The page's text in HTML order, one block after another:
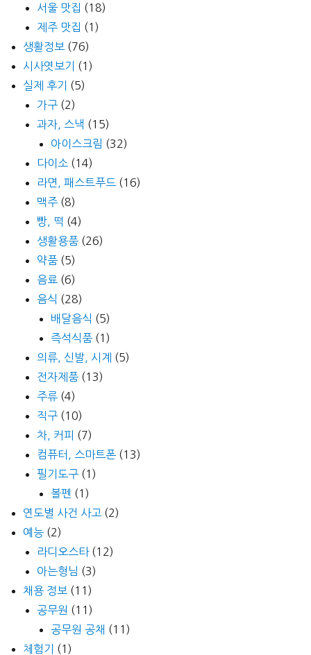
서울 맛집 (18)
제주 맛집 (1)
생활정보 (76)
시사엿보기
(1)
실제 후기
(5)
가구 (2)
과자, 스낵 (15)
아이스크림 (32)
다이소 (14)
라면, 패스트푸드 (16)
맥주 (8)
빵, 떡 (4)
생활용품 (26)
약품 (5)
음료 (6)
음식 (28)
배달음식 (5)
즉석식품 (1)
의류, 신발, 시계 (5)
전자제품 (13)
주류 (4)
직구 (10)
차, 커피 (7)
컴퓨터, 스마트폰 (13)
필기도구 (1)
볼펜 (1)
연도별 사건 사고 (2)
예능 (2)
라디오스타(12)
아는형님 (3)
채용 정보 (11)
공무원 (11)
공무원 공채 (11)
체험기
(1)